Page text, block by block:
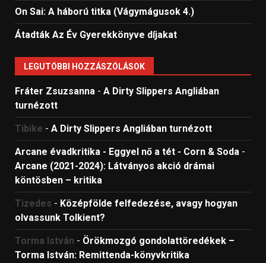
On Sai: A ​háború titka (Vágymágusok 4.)
Átadták Az Év Gyerekkönyve díjakat
LEGUTÓBBI HOZZÁSZÓLÁSOK
Fráter Zsuzsanna - A Dirty Slippers Angliában
turnézott
Tibike - A Dirty Slippers Angliában turnézott
Arcane évadkritika - Eggyel nő a tét - Corn & Soda -
Arcane (2021-2024): Látványos akció drámai
köntösben – kritika
Tizedes - Középfölde felfedezése, avagy hogyan
olvassunk Tolkient?
Torma István - Örökmozgó gondolattöredékek –
Torma István: Remittenda-könyvkritika